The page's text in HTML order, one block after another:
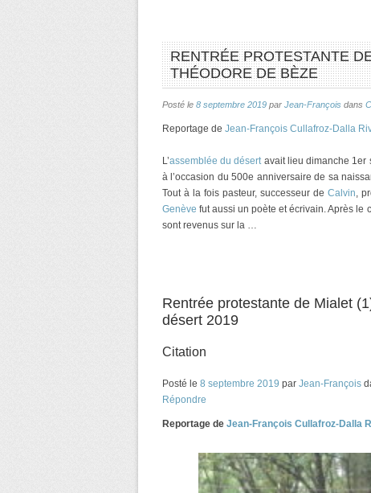
RENTRÉE PROTESTANTE
THÉODORE DE BÈZE
Posté le 8 septembre 2019 par Jean-François dans
Reportage de Jean-François Cullafroz-Dalla
L’assemblée du désert avait lieu dimanche 1er
à l’occasion du 500e anniversaire de sa
Tout à la fois pasteur, successeur de Calvin,
Genève fut aussi un poète et écrivain. Après le
sont revenus sur la …
Rentrée protestante de Mialet
désert 2019
Citation
Posté le 8 septembre 2019 par Jean-François
Répondre
Reportage de Jean-François Cullafroz-Dalla